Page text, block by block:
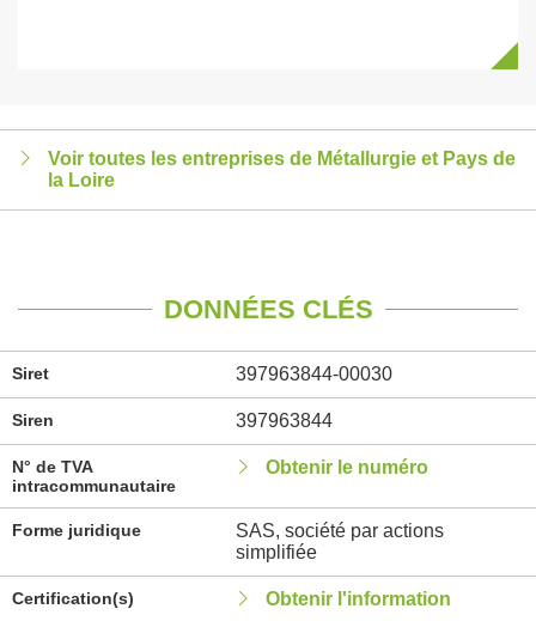
Voir toutes les entreprises de Métallurgie et Pays de
la Loire
DONNÉES CLÉS
Siret 397963844-00030
Siren 397963844
N° de TVA
intracommunautaire
Obtenir le numéro
Forme juridique
SAS, société par actions
simplifiée
Certification(s) Obtenir l'information